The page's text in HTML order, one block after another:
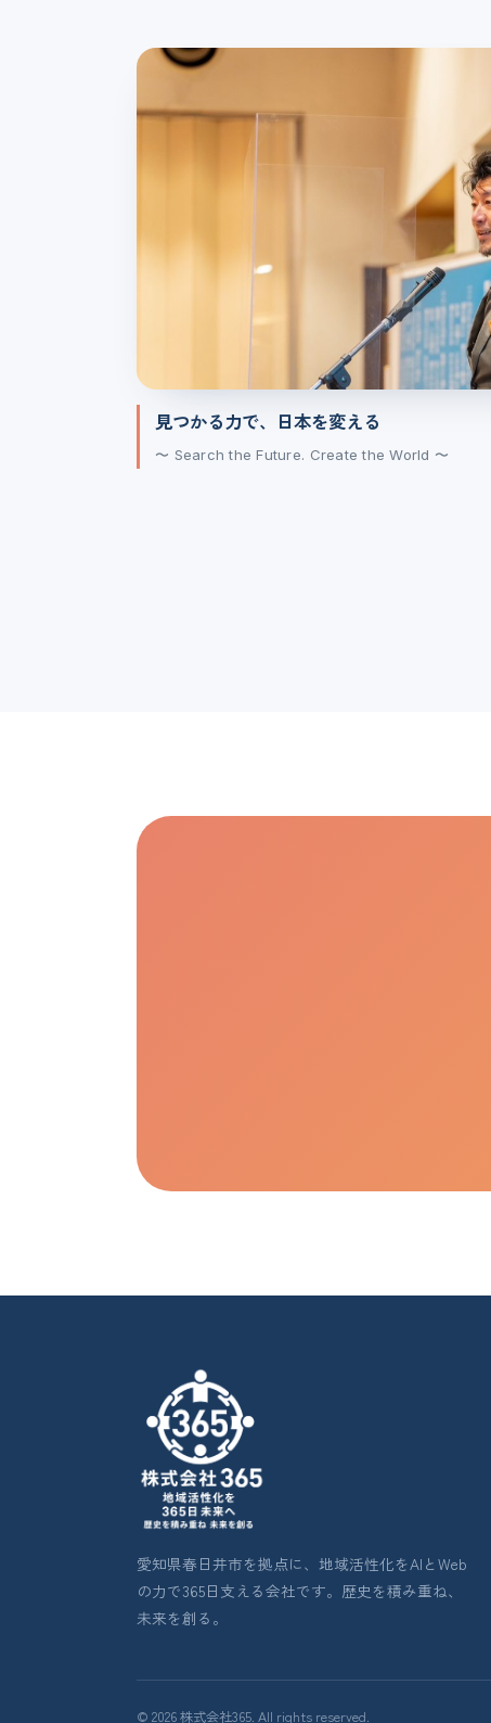
見つかる力で、日本を変える
〜 Search the Future. Create the World 〜
愛知県春日井市を拠点に、地域活性化をAIとWeb
の力で365日支える会社です。歴史を積み重ね、
未来を創る。
© 2026 株式会社365. All rights reserved.